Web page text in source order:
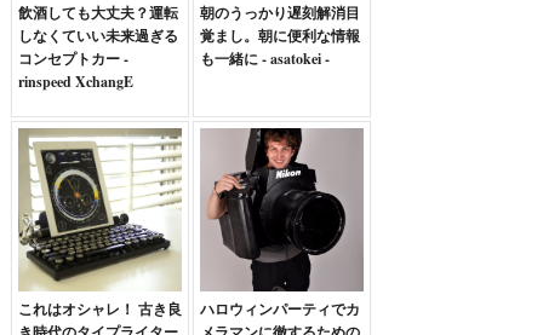
飲酒しても大丈夫？運転
しなくていい未来過ぎる
コンセプトカー -
rinspeed XchangE
朝のうっかり遅刻解消目
覚まし。朝に便利な情報
も一緒に - asatokei -
これはオシャレ！ 古き良
ハロウィンパーティでカ